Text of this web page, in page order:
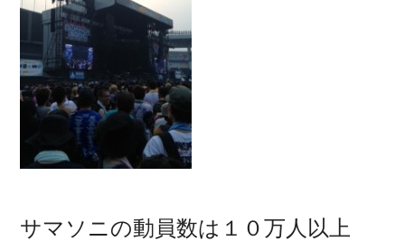
サマソニの動員数は１０万人以上